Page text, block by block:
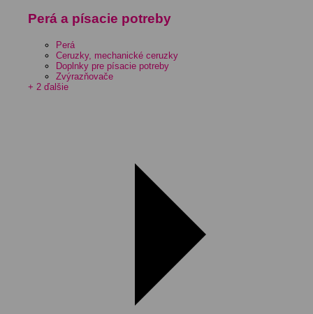
Perá a písacie potreby
Perá
Ceruzky, mechanické ceruzky
Doplnky pre písacie potreby
Zvýrazňovače
+ 2 ďalšie